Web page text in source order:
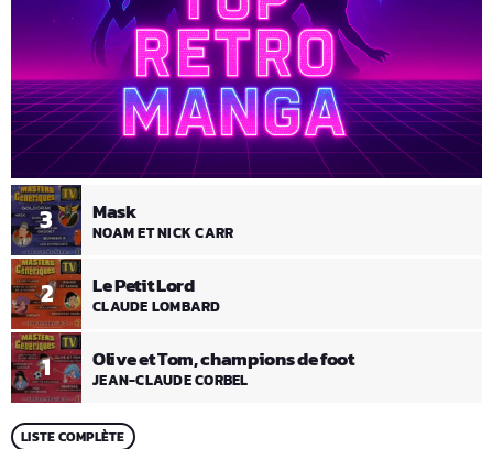
1 Olive et Tom, champions de foot
JEAN-CLAUDE CORBEL
2 Le Petit Lord
CLAUDE LOMBARD
3 Mask
NOAM ET NICK CARR
LISTE COMPLÈTE